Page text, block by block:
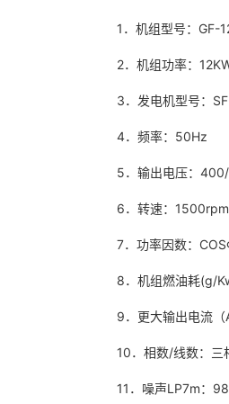
1．机组型号：GF-
2．机组功率
3．发电机型号：
4．频率
5．输出电压：
6．转速：
7．功率因数：
8．机组燃油耗
9．更大输出电流（
10．相数/线数
11．噪声LP7m：